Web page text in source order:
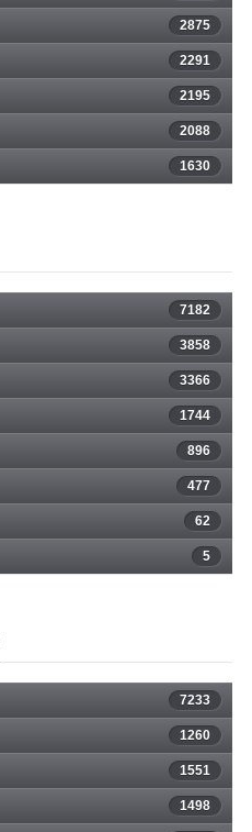
2875
2291
2195
2088
1630
7182
3858
3366
1744
896
477
62
5
7233
1260
1551
1498